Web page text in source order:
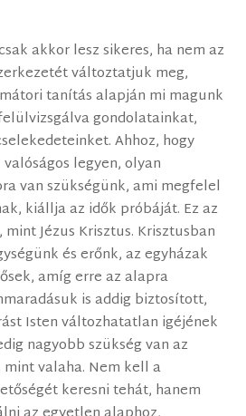
akkor lesz sikeres, ha nem az
változtatjuk meg,
tanítás alapján mi magunk
gondolatainkat,
Ahhoz, hogy
legyen, olyan
van szükségünk, ami megfelel
kiállja az idők próbáját. Ez az
Jézus Krisztus. Krisztusban
és erőnk, az egyházak
amíg erre az alapra
is addig biztosított,
Isten változhatatlan igéjének
nagyobb szükség van az
valaha. Nem kell a
keresni tehát, hanem